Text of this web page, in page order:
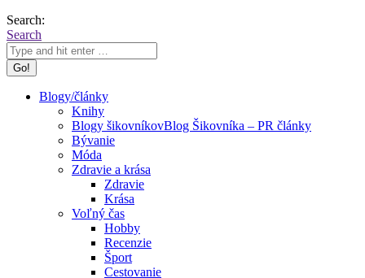
Search:
Search
Blogy/články
Knihy
Blogy šikovníkovBlog Šikovníka – PR články
Bývanie
Móda
Zdravie a krása
Zdravie
Krása
Voľný čas
Hobby
Recenzie
Šport
Cestovanie